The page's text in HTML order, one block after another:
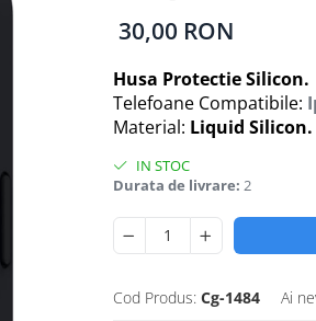
30,00 RON
Husa Protectie Silicon.
Telefoane Compatibile:
Material: Liquid Silicon.
IN STOC
Durata de livrare: 2
Cod Produs: Cg-1484 Ai